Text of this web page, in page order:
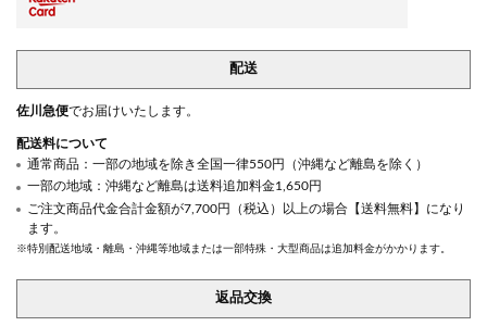
配送
佐川急便でお届けいたします。
配送料について
通常商品：一部の地域を除き全国一律550円（沖縄など離島を除く）
一部の地域：沖縄など離島は送料追加料金1,650円
ご注文商品代金合計金額が7,700円（税込）以上の場合【送料無料】になり
ます。
※特別配送地域・離島・沖縄等地域または一部特殊・大型商品は追加料金がかかります。
返品交換